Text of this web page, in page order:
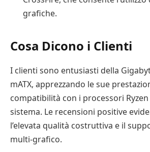
grafiche.
Cosa Dicono i Clienti
I clienti sono entusiasti della
mATX, apprezzando le sue
compatibilità con i processori
sistema. Le recensioni positive
l’elevata qualità costruttiva e il
multi-grafico.